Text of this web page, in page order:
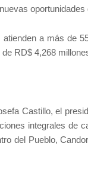
oportunidades
a más de
RD$ 4,268
Castillo, el
integrales de
del Pueblo,